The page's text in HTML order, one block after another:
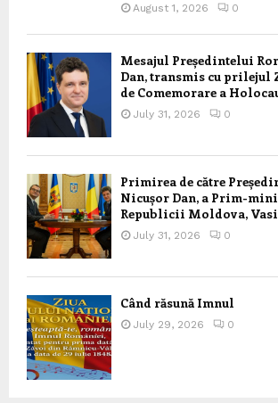
August 1, 2026 0
Mesajul Președintelui
Dan, transmis cu prilejul
de Comemorare a
July 31, 2026 0
Primirea de către
Nicușor Dan, a Prim-
Republicii Moldova,
July 31, 2026 0
Când răsună Imnul
July 29, 2026 0